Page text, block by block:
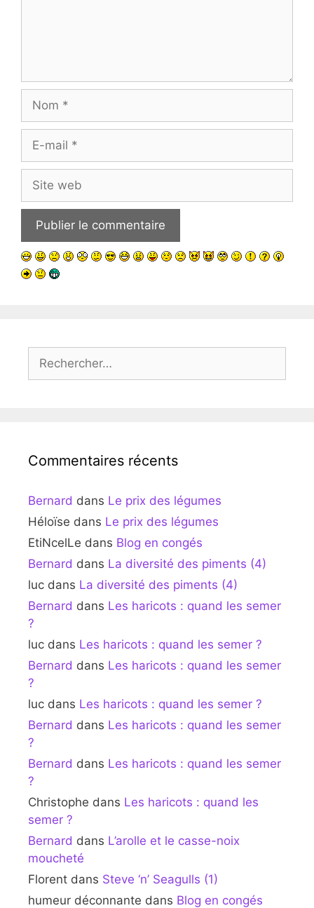
Nom
Site
web
Rechercher :
Commentaires récents
Bernard dans Le prix des légumes
Héloïse dans Le prix des légumes
EtiNcelLe dans Blog en congés
Bernard dans La diversité des piments (4)
luc dans La diversité des piments (4)
Bernard dans Les haricots : quand les semer
?
luc dans Les haricots : quand les semer ?
Bernard dans Les haricots : quand les semer
?
luc dans Les haricots : quand les semer ?
Bernard dans Les haricots : quand les semer
?
Bernard dans Les haricots : quand les semer
?
Christophe dans Les haricots : quand les
semer ?
Bernard dans L’arolle et le casse-noix
moucheté
Florent dans Steve ‘n’ Seagulls (1)
humeur déconnante dans Blog en congés